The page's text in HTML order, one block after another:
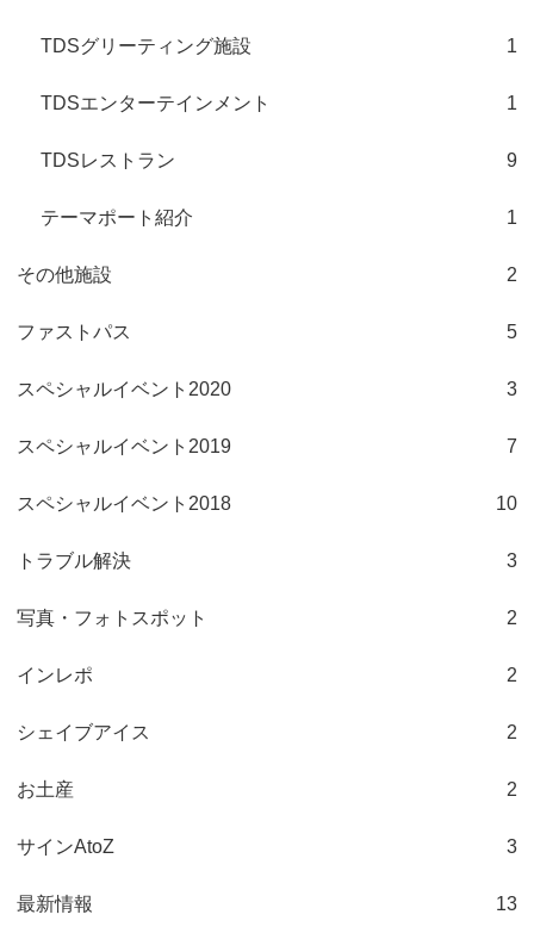
TDSグリーティング施設 1
TDSエンターテインメント 1
TDSレストラン 9
テーマポート紹介 1
その他施設 2
ファストパス 5
スペシャルイベント2020 3
スペシャルイベント2019 7
スペシャルイベント2018 10
トラブル解決 3
写真・フォトスポット 2
インレポ 2
シェイブアイス 2
お土産 2
サインAtoZ 3
最新情報 13